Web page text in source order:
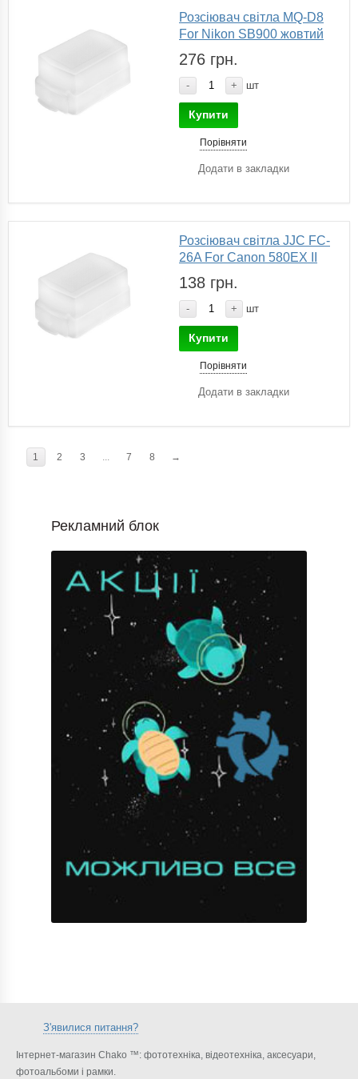
Розсіювач світла MQ-D8
For Nikon SB900 жовтий
276 грн.
- + шт
Купити
Порівняти
Додати в закладки
Розсіювач світла JJC FC-
26A For Canon 580EX II
138 грн.
- + шт
Купити
Порівняти
Додати в закладки
1 2 3 7 8 →
Рекламний блок
З'явилися питання?
Інтернет-магазин Chako ™: фототехніка, відеотехніка, аксесуари,
фотоальбоми і рамки.